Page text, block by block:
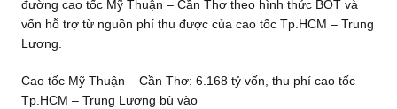
đường cao tốc Mỹ Thuận – Cần Thơ theo hình thức BOT và
vốn hỗ trợ từ nguồn phí thu được của cao tốc Tp.HCM – Trung
Lương.
Cao tốc Mỹ Thuận – Cần Thơ: 6.168 tỷ vốn, thu phí cao tốc
Tp.HCM – Trung Lương bù vào